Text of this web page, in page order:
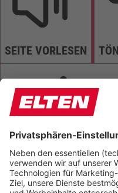
SEITE VORLESEN